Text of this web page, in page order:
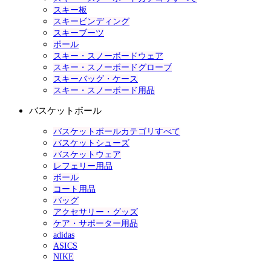
スキー板
スキービンディング
スキーブーツ
ポール
スキー・スノーボードウェア
スキー・スノーボードグローブ
スキーバッグ・ケース
スキー・スノーボード用品
バスケットボール
バスケットボールカテゴリすべて
バスケットシューズ
バスケットウェア
レフェリー用品
ボール
コート用品
バッグ
アクセサリー・グッズ
ケア・サポーター用品
adidas
ASICS
NIKE